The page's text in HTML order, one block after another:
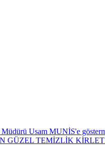
Usam MUNİS'e
GÜZEL TEMİZLİK